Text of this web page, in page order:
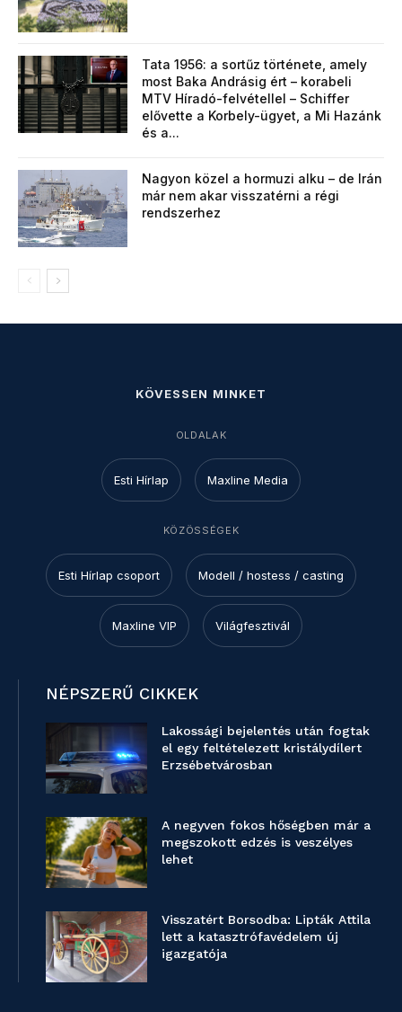
Tata 1956: a sortűz története, amely
most Baka Andrásig ért – korabeli
MTV Híradó-felvétellel – Schiffer
elővette a Korbely-ügyet, a Mi Hazánk
és a...
Nagyon közel a hormuzi alku – de Irán
már nem akar visszatérni a régi
rendszerhez
KÖVESSEN MINKET
OLDALAK
Esti Hírlap Maxline Media
KÖZÖSSÉGEK
Esti Hírlap csoport Modell / hostess / casting
Maxline VIP Világfesztivál
NÉPSZERŰ CIKKEK
Lakossági bejelentés után fogtak
el egy feltételezett kristálydílert
Erzsébetvárosban
A negyven fokos hőségben már a
megszokott edzés is veszélyes
lehet
Visszatért Borsodba: Lipták Attila
lett a katasztrófavédelem új
igazgatója